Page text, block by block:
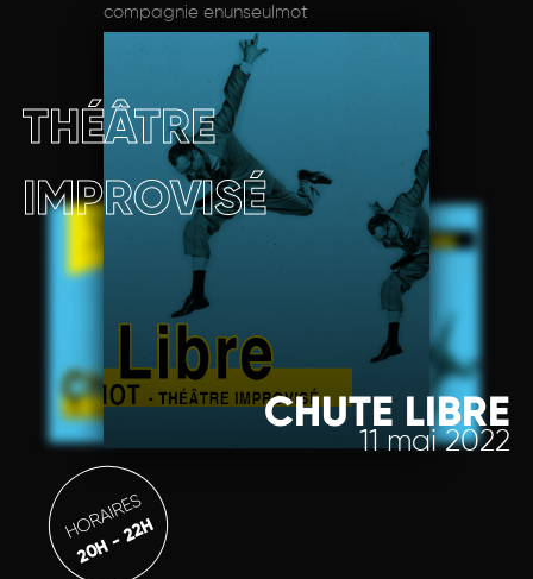
compagnie enunseulmot
CHUTE LIBRE
11 mai 2022
THÉÂTRE
IMPROVISÉ
HORAIRES
20H - 22H